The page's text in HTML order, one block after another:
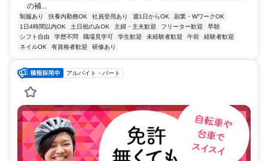
の補...
制服あり 扶養内勤務OK 社員登用あり 週1日からOK
副業・WワークOK
1日4時間以内OK
土日祝のみOK 主婦・主夫歓迎 フリーター歓迎
早朝
シフト自由
学歴不問 職場見学可 学生歓迎 未経験者歓迎 午前
経験者歓迎
ネイルOK
有資格者歓迎 研修あり
アルバイト・パート